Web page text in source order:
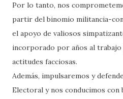
Por lo tanto, nos
partir del binomio militancia-
el apoyo de valiosos
incorporado por años al
actitudes facciosas.
Además, impulsaremos y
Electoral y nos conducimos con